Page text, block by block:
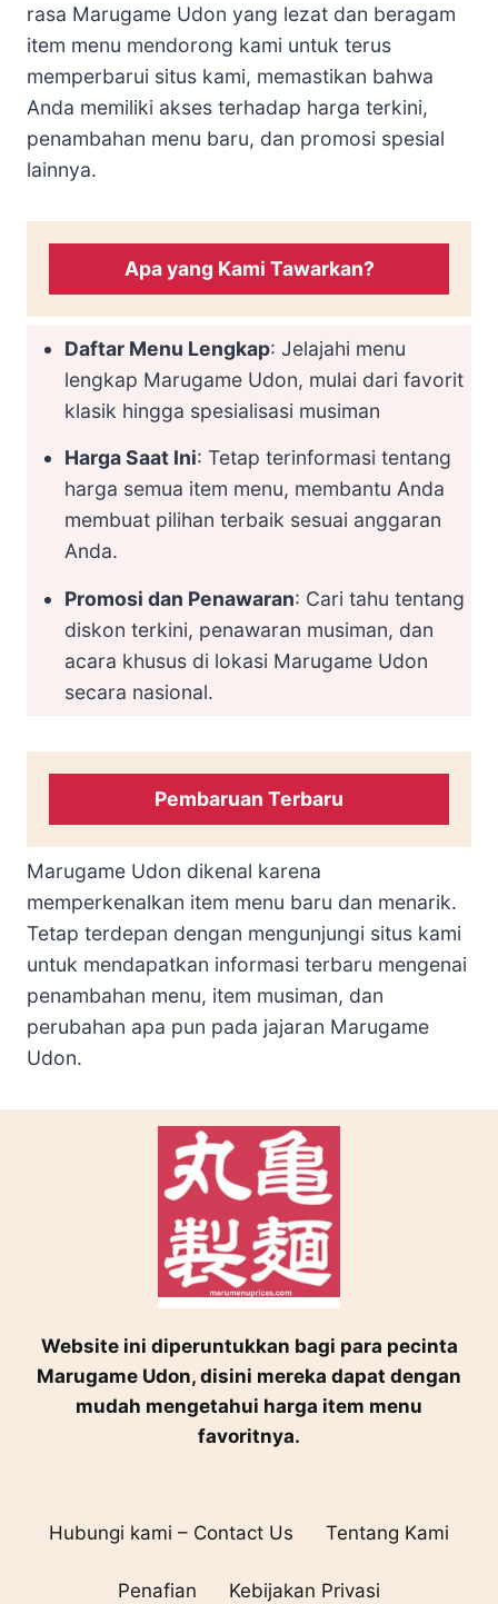
rasa Marugame Udon yang lezat dan beragam
item menu mendorong kami untuk terus
memperbarui situs kami, memastikan bahwa
Anda memiliki akses terhadap harga terkini,
penambahan menu baru, dan promosi spesial
lainnya.
Apa yang Kami Tawarkan?
Daftar Menu Lengkap: Jelajahi menu
lengkap Marugame Udon, mulai dari favorit
klasik hingga spesialisasi musiman
Harga Saat Ini: Tetap terinformasi tentang
harga semua item menu, membantu Anda
membuat pilihan terbaik sesuai anggaran
Anda.
Promosi dan Penawaran: Cari tahu tentang
diskon terkini, penawaran musiman, dan
acara khusus di lokasi Marugame Udon
secara nasional.
Pembaruan Terbaru
Marugame Udon dikenal karena
memperkenalkan item menu baru dan menarik.
Tetap terdepan dengan mengunjungi situs kami
untuk mendapatkan informasi terbaru mengenai
penambahan menu, item musiman, dan
perubahan apa pun pada jajaran Marugame
Udon.
Website ini diperuntukkan bagi para pecinta
Marugame Udon, disini mereka dapat dengan
mudah mengetahui harga item menu
favoritnya.
Hubungi kami – Contact Us Tentang Kami
Penafian Kebijakan Privasi